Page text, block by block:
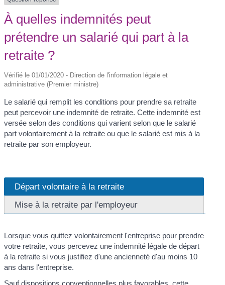
À quelles indemnités peut
prétendre un salarié qui part à la
retraite ?
Vérifié le 01/01/2020 - Direction de l'information légale et
administrative (Premier ministre)
Le salarié qui remplit les conditions pour prendre sa retraite
peut percevoir une indemnité de retraite. Cette indemnité est
versée selon des conditions qui varient selon que le salarié
part volontairement à la retraite ou que le salarié est mis à la
retraite par son employeur.
Départ volontaire à la retraite
Mise à la retraite par l'employeur
Lorsque vous quittez volontairement l'entreprise pour prendre
votre retraite, vous percevez une indemnité légale de départ
à la retraite si vous justifiez d'une ancienneté d'au moins 10
ans dans l'entreprise.
Sauf dispositions conventionnelles plus favorables, cette